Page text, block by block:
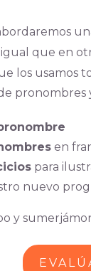
igual que en
los usamos
pronombres
en
para
nuevo
y